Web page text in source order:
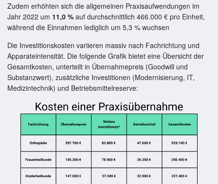
Zudem erhöhten sich die allgemeinen Praxisaufwendungen im
Jahr 2022 um 11,0 % auf durchschnittlich 466.000 € pro Einheit,
während die Einnahmen lediglich um 5,3 % wuchsen
Die Investitionskosten variieren massiv nach Fachrichtung und
Apparateintensität. Die folgende Grafik bietet eine Übersicht der
Gesamtkosten, unterteilt in Übernahmepreis (Goodwill und
Substanzwert), zusätzliche Investitionen (Modernisierung, IT,
Medizintechnik) und Betriebsmittelreserve: